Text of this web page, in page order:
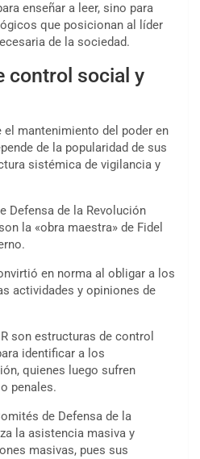
enseñar a leer, sino para
que posicionan al líder
de la sociedad.
control social y
el mantenimiento del poder en
de la popularidad de sus
sistémica de vigilancia y
Defensa de la Revolución
la «obra maestra» de Fidel
en norma al obligar a los
actividades y opiniones de
son estructuras de control
identificar a los
quienes luego sufren
penales.
de Defensa de la
la asistencia masiva y
masivas, pues sus